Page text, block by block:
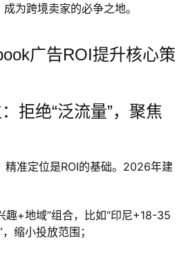
为跨境卖家的必争之地。
广告ROI提升核心策
拒绝“泛流量”，聚焦
精准定位是ROI的基础。2026年建
趣+地域”组合，比如“印尼+18-35
缩小投放范围；